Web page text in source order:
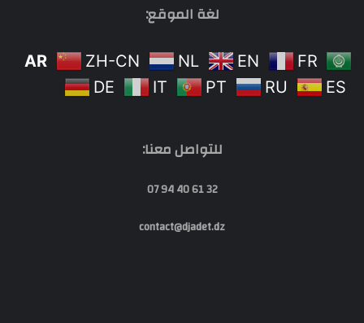
لغة الموقع:
AR ZH-CN NL EN
FR
DE
IT PT RU ES
للتواصل معنا:
32 61 40 94 07
contact@djadet.dz